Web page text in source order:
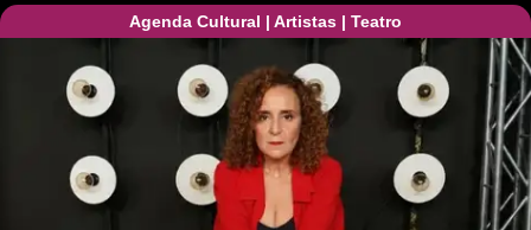
Agenda Cultural | Artistas | Teatro